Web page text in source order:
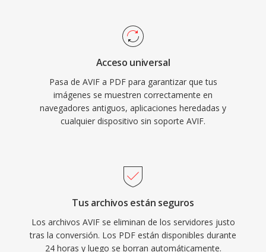
Acceso universal
Pasa de AVIF a PDF para garantizar que tus
imágenes se muestren correctamente en
navegadores antiguos, aplicaciones heredadas y
cualquier dispositivo sin soporte AVIF.
Tus archivos están seguros
Los archivos AVIF se eliminan de los servidores justo
tras la conversión. Los PDF están disponibles durante
24 horas y luego se borran automáticamente.